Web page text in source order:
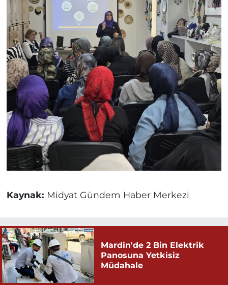
Kaynak: Midyat Gündem Haber Merkezi
Mardin'de 2 Bin Elektrik
Panosuna Yetkisiz
Müdahale